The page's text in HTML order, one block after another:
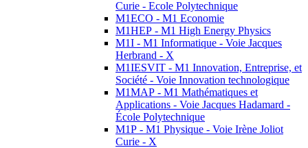
Curie - Ecole Polytechnique
M1ECO - M1 Economie
M1HEP - M1 High Energy Physics
M1I - M1 Informatique - Voie Jacques
Herbrand - X
M1IESVIT - M1 Innovation, Entreprise, et
Société - Voie Innovation technologique
M1MAP - M1 Mathématiques et
Applications - Voie Jacques Hadamard -
École Polytechnique
M1P - M1 Physique - Voie Irène Joliot
Curie - X